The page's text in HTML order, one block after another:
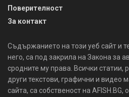
Поверителност
За контакт
Съдържанието на този уеб сайт и
него, са под закрила на Закона за
сродните му права. Всички статии,
други текстови, графични и видео
сайта, са собственост на AFISH.BG,